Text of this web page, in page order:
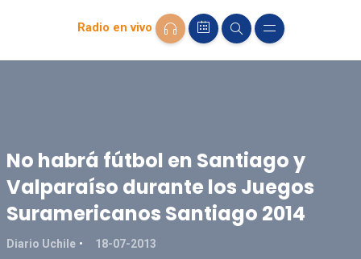
Radio en vivo
No habrá fútbol en Santiago y
Valparaíso durante los Juegos
Suramericanos Santiago 2014
Diario Uchile 18-07-2013